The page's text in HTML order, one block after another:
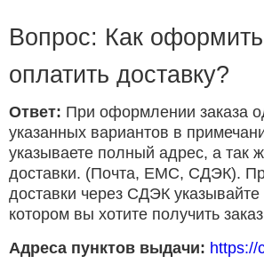
Вопрос: Как
оплатить доставку?
Ответ: При оформлении заказа
указанных вариантов в
указываете полный адрес, а так
доставки. (Почта, ЕМС, СДЭК).
доставки через СДЭК
котором вы хотите получить
Адреса пунктов выдачи: https://